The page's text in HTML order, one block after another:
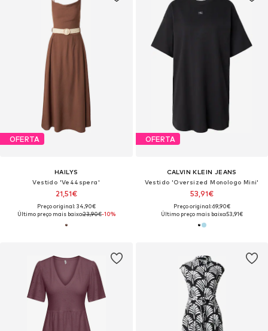
OFERTA
HAILYS
Vestido 'Ve44spera'
21,51€
Preço original: 34,90€
Último preço mais baixo:23,90€-10%
OFERTA
CALVIN KLEIN JEANS
Vestido 'Oversized Monologo Mini'
53,91€
Preço original: 69,90€
Último preço mais baixo:53,91€